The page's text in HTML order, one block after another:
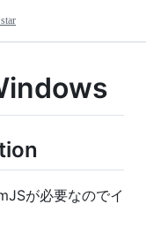
が必要なのでイ